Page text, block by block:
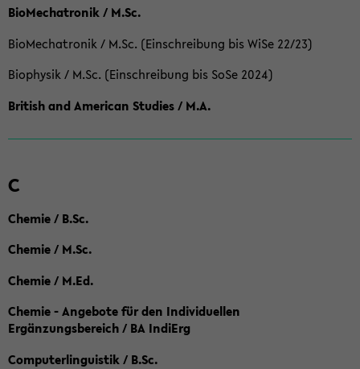
BioMechatronik / M.Sc.
BioMechatronik / M.Sc. (Einschreibung bis WiSe 22/23)
Biophysik / M.Sc. (Einschreibung bis SoSe 2024)
British and American Studies / M.A.
C
Chemie / B.Sc.
Chemie / M.Sc.
Chemie / M.Ed.
Chemie - Angebote für den Individuellen
Ergänzungsbereich / BA IndiErg
Computerlinguistik / B.Sc.